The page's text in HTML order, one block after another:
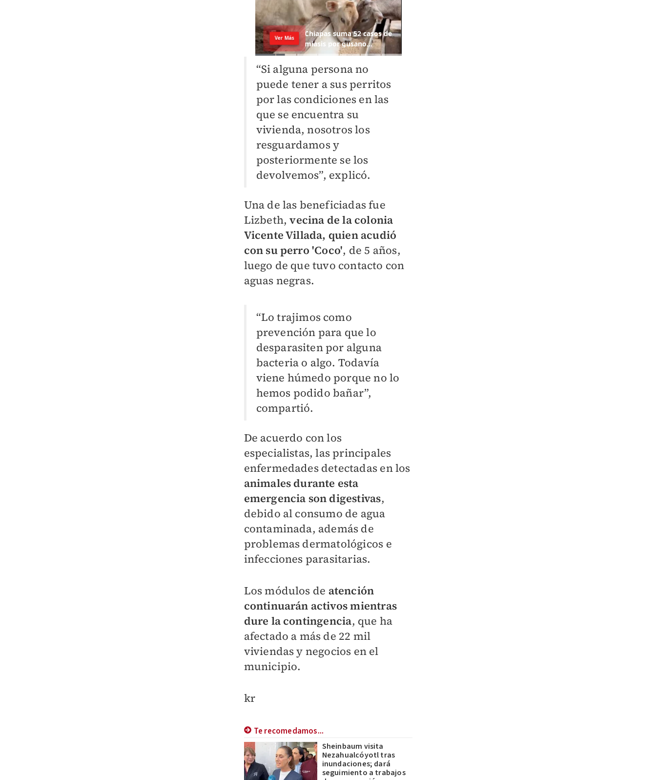
“Si alguna persona no
puede tener a sus perritos
por las condiciones en las
que se encuentra su
vivienda, nosotros los
resguardamos y
posteriormente se los
devolvemos”, explicó.
Una de las beneficiadas fue
Lizbeth,vecina de la colonia
Vicente Villada, quien acudió
con su perro 'Coco', de 5 años,
luego de que tuvo contacto con
aguas negras.
“Lo trajimos como
prevención para que lo
desparasiten por alguna
bacteria o algo. Todavía
viene húmedo porque no lo
hemos podido bañar”,
compartió.
De acuerdo con los
especialistas, las principales
enfermedades detectadas en los
animales durante esta
emergencia son digestivas,
debido al consumo de agua
contaminada, además de
problemas dermatológicos e
infecciones parasitarias.
Los módulos de atención
continuarán activos mientras
dure la contingencia, que ha
afectado a más de 22 mil
viviendas y negocios en el
municipio.
kr
Te recomedamos...
Sheinbaum visita
Nezahualcóyotl tras
inundaciones; dará
seguimiento a trabajos